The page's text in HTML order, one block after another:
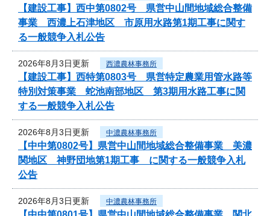
【建設工事】西中第0802号 県営中山間地域総合整備
事業 西濃上石津地区 市原用水路第1期工事に関す
る一般競争入札公告
2026年8月3日更新 西濃農林事務所
【建設工事】西特第0803号 県営特定農業用管水路等
特別対策事業 蛇池南部地区 第3期用水路工事に関
する一般競争入札公告
2026年8月3日更新 中濃農林事務所
【中中第0802号】県営中山間地域総合整備事業 美濃
関地区 神野団地第1期工事 に関する一般競争入札
公告
2026年8月3日更新 中濃農林事務所